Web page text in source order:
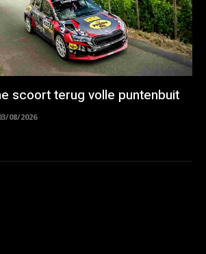
scoort terug volle puntenbuit
08/2026